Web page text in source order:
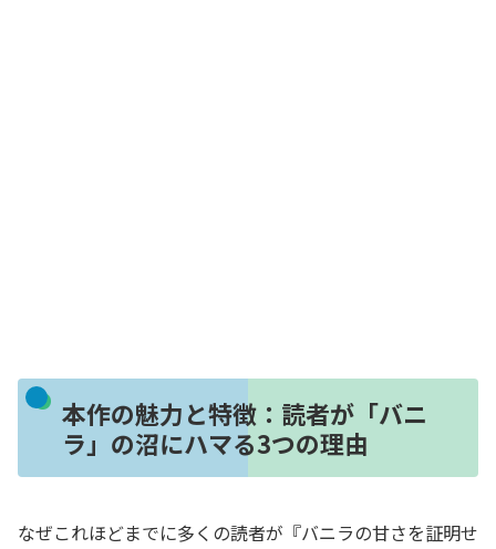
本作の魅力と特徴：読者が「バニ
ラ」の沼にハマる3つの理由
なぜこれほどまでに多くの読者が『バニラの甘さを証明せ